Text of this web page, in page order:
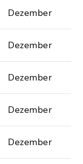
Dezember
Dezember
Dezember
Dezember
Dezember